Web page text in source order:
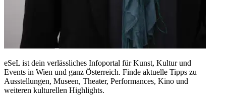
eSeL ist dein verlässliches Infoportal für Kunst, Kultur und
Events in Wien und ganz Österreich. Finde aktuelle Tipps zu
Ausstellungen, Museen, Theater, Performances, Kino und
weiteren kulturellen Highlights.